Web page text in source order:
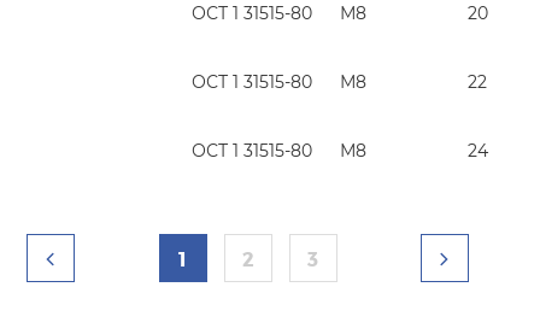
ОСТ 1 31515-80 М8 20
ОСТ 1 31515-80 М8 22
ОСТ 1 31515-80 М8 24
1 2 3